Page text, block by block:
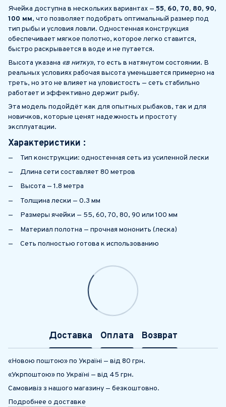
Ячейка доступна в нескольких вариантах — 55, 60, 70, 80, 90,
100 мм, что позволяет подобрать оптимальный размер под
тип рыбы и условия ловли. Одностенная конструкция
обеспечивает мягкое полотно, которое легко ставится,
быстро раскрывается в воде и не путается.
Высота указана «в нитку», то есть в натянутом состоянии. В
реальных условиях рабочая высота уменьшается примерно на
треть, но это не влияет на уловистость — сеть стабильно
работает и эффективно держит рыбу.
Эта модель подойдёт как для опытных рыбаков, так и для
новичков, которые ценят надежность и простоту
эксплуатации.
Характеристики :
Тип конструкции: одностенная сеть из усиленной лески
Длина сети составляет 80 метров
Высота — 1.8 метра
Толщина лески — 0.3 мм
Размеры ячейки — 55, 60, 70, 80, 90 или 100 мм
Материал полотна — прочная мононить (леска)
Сеть полностью готова к использованию
Доставка Оплата Возврат
«Новою поштою» по Україні — від 80 грн.
«Укрпоштою» по Україні — від 45 грн.
Самовивіз з нашого магазину — безкоштовно.
Подробнее о доставке